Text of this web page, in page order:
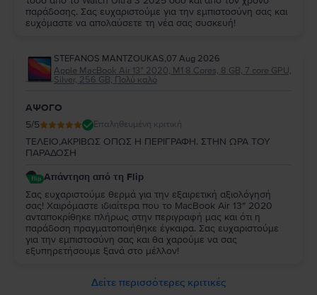
παράδοσης. Σας ευχαριστούμε για την εμπιστοσύνη σας και
ευχόμαστε να απολαύσετε τη νέα σας συσκευή!
STEFANOS MANTZOUKAS,07 Aug 2026
Apple MacBook Air 13″ 2020, M1 8 Cores, 8 GB, 7 core GPU,
Silver, 256 GB, Πολύ καλό
ΑΨΟΓΟ
5/5 Επαληθευμένη κριτική
ΤΕΛΕΙΟ,ΑΚΡΙΒΩΣ ΟΠΩΣ Η ΠΕΡΙΓΡΑΦΗ. ΣΤΗΝ ΩΡΑ ΤΟΥ
ΠΑΡΑΔΟΣΗ
Απάντηση από τη Flip
Σας ευχαριστούμε θερμά για την εξαιρετική αξιολόγησή
σας! Χαιρόμαστε ιδιαίτερα που το MacBook Air 13″ 2020
ανταποκρίθηκε πλήρως στην περιγραφή μας και ότι η
παράδοση πραγματοποιήθηκε έγκαιρα. Σας ευχαριστούμε
για την εμπιστοσύνη σας και θα χαρούμε να σας
εξυπηρετήσουμε ξανά στο μέλλον!
Δείτε περισσότερες κριτικές